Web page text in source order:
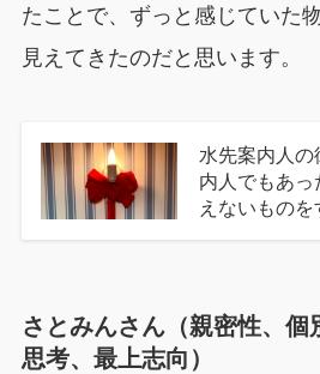
たことで、ずっと感じていた
見えてきたのだと思います。
水先案内人
内人でもあ
えないものを
さとみんさん（親密性、個
思考、最上志向）